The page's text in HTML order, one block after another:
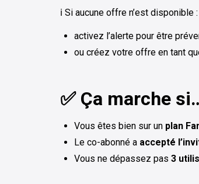
ℹ️ Si aucune offre n’est disponible :
activez l’alerte pour être
ou créez votre offre en tant
✅ Ça marche
Vous êtes bien sur un plan
Le co-abonné a accepté
Vous ne dépassez pas 3